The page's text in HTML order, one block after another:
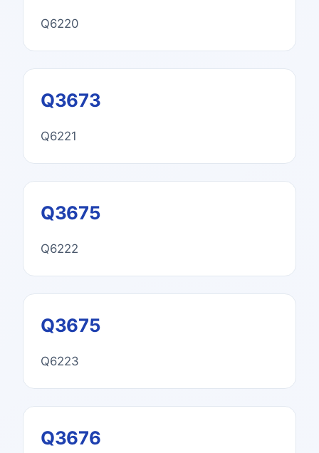
Q6220
Q3673
Q6221
Q3675
Q6222
Q3675
Q6223
Q3676